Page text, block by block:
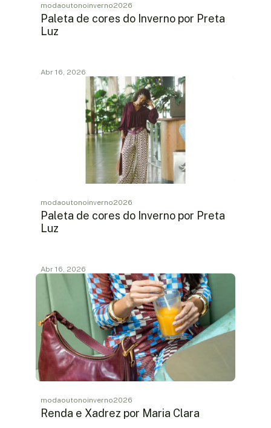
modaoutonoinverno2026
Paleta de cores do Inverno por Preta
Luz
Abr 16, 2026
modaoutonoinverno2026
Paleta de cores do Inverno por Preta
Luz
Abr 16, 2026
modaoutonoinverno2026
Renda e Xadrez por Maria Clara